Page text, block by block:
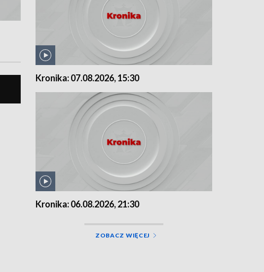
Kronika: 07.08.2026, 15:30
Kronika: 06.08.2026, 21:30
ZOBACZ WIĘCEJ